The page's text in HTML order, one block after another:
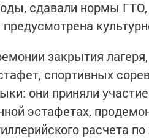
сдавали нормы ГТО,
закрытия
спортивных
они приняли
эстафетах,
расчета